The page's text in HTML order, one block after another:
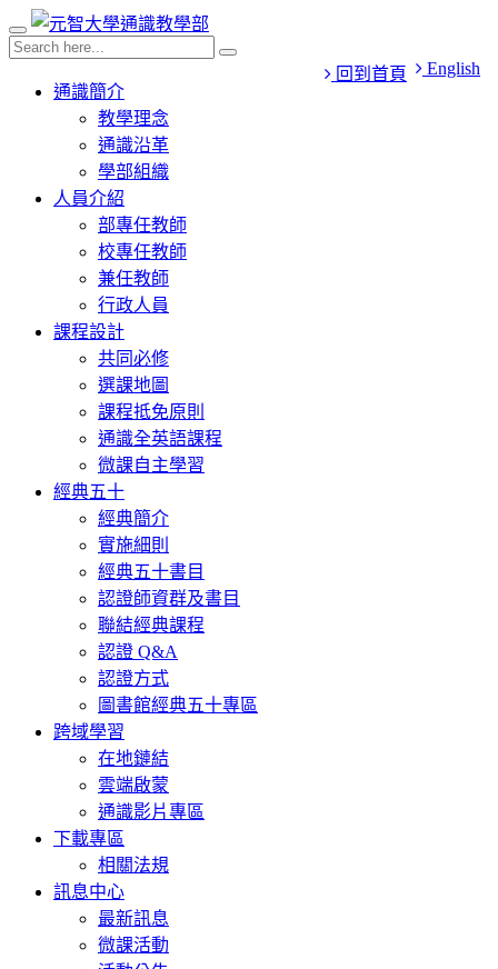
English
回到首頁
通識簡介
教學理念
通識沿革
學部組織
人員介紹
部專任教師
校專任教師
兼任教師
行政人員
課程設計
共同必修
選課地圖
課程抵免原則
通識全英語課程
微課自主學習
經典五十
經典簡介
實施細則
經典五十書目
認證師資群及書目
聯結經典課程
認證 Q&A
認證方式
圖書館經典五十專區
跨域學習
在地鏈結
雲端啟蒙
通識影片專區
下載專區
相關法規
訊息中心
最新訊息
微課活動